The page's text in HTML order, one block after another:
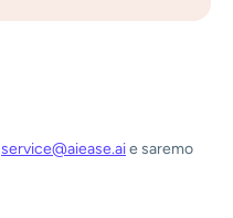
service@aiease.aie saremo